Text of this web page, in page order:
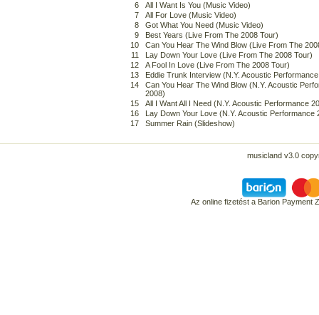
6
All I Want Is You (Music Video)
7
All For Love (Music Video)
8
Got What You Need (Music Video)
9
Best Years (Live From The 2008 Tour)
10
Can You Hear The Wind Blow (Live From The
11
Lay Down Your Love (Live From The 2008 Tour)
12
A Fool In Love (Live From The 2008 Tour)
13
Eddie Trunk Interview (N.Y. Acoustic
14
Can You Hear The Wind Blow (N.Y. Acoustic
2008)
15
All I Want All I Need (N.Y. Acoustic Performance
16
Lay Down Your Love (N.Y. Acoustic Performance
17
Summer Rain (Slideshow)
musicland v3.0
Az online fizetést a Barion Payment